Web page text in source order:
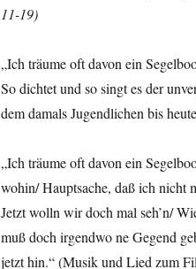
11-19)
„Ich träume oft davon ein
So dichtet und so singt es der
dem damals Jugendlichen bis
„Ich träume oft davon ein
wohin/ Hauptsache, daß ich nicht
Jetzt wolln wir doch mal seh’n/
muß doch irgendwo ne Gegend
jetzt hin.“ (Musik und Lied zum